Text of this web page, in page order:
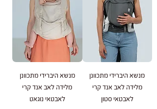
מנשא היברידי מתכוונן
מלידה לאב אנד קרי
לאבטאי סטון
מנשא היברידי מתכוונן
מלידה לאב אנד קרי
לאבטאי נוגאט